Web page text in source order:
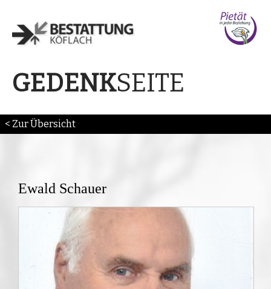
GEDENKSEITE
< Zur Übersicht
Ewald Schauer